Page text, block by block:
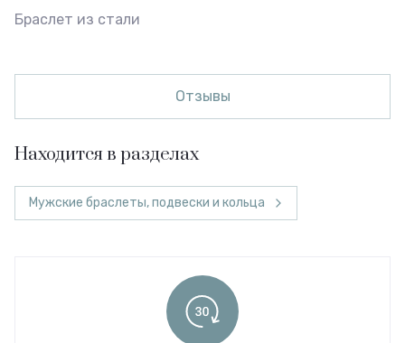
Браслет из стали
Отзывы
Находится в разделах
Мужские браслеты, подвески и кольца